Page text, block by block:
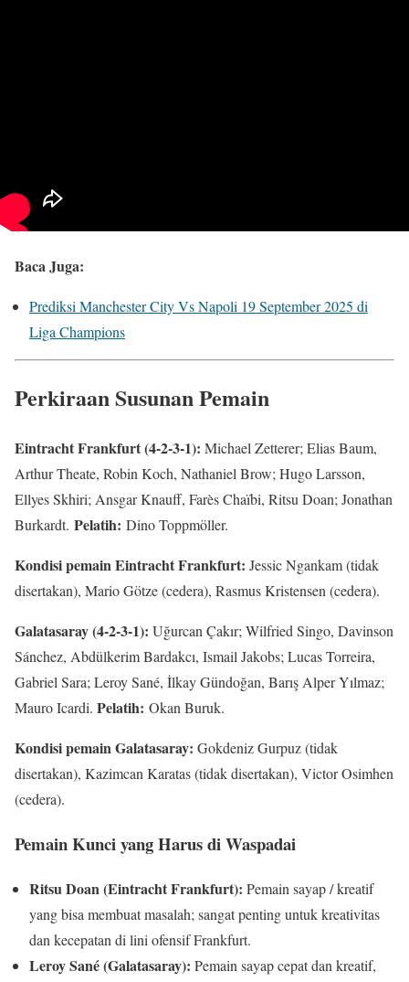
Baca Juga:
Prediksi Manchester City Vs Napoli 19 September 2025 di
Liga Champions
Perkiraan Susunan Pemain
Eintracht Frankfurt (4-2-3-1): Michael Zetterer; Elias Baum,
Arthur Theate, Robin Koch, Nathaniel Brow; Hugo Larsson,
Ellyes Skhiri; Ansgar Knauff, Farès Chaïbi, Ritsu Doan; Jonathan
Burkardt. Pelatih: Dino Toppmöller.
Kondisi pemain Eintracht Frankfurt: Jessic Ngankam (tidak
disertakan), Mario Götze (cedera), Rasmus Kristensen (cedera).
Galatasaray (4-2-3-1): Uğurcan Çakır; Wilfried Singo, Davinson
Sánchez, Abdülkerim Bardakcı, Ismail Jakobs; Lucas Torreira,
Gabriel Sara; Leroy Sané, İlkay Gündoğan, Barış Alper Yılmaz;
Mauro Icardi. Pelatih: Okan Buruk.
Kondisi pemain Galatasaray: Gokdeniz Gurpuz (tidak
disertakan), Kazimcan Karatas (tidak disertakan), Victor Osimhen
(cedera).
Pemain Kunci yang Harus di Waspadai
Ritsu Doan (Eintracht Frankfurt): Pemain sayap / kreatif
yang bisa membuat masalah; sangat penting untuk kreativitas
dan kecepatan di lini ofensif Frankfurt.
Leroy Sané (Galatasaray): Pemain sayap cepat dan kreatif,